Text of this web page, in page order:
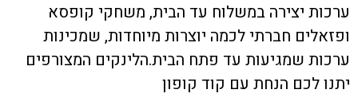
ערכות יצירה במשלוח עד הבית, משחקי קופסא
ופזאלים חברתי לכמה יוצרות מיוחדות, שמכינות
ערכות שמגיעות עד פתח הבית.הלינקים המצורפים
יתנו לכם הנחת עם קוד קופון